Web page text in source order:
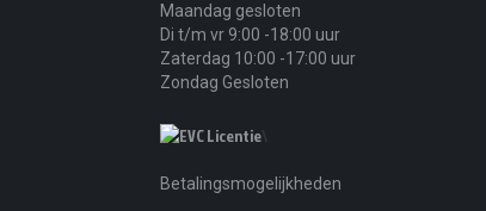
Maandag gesloten
Di t/m vr 9:00 -18:00 uur
Zaterdag 10:00 -17:00 uur
Zondag Gesloten
Betalingsmogelijkheden